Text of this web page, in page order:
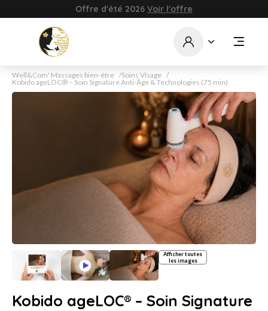
Offre d'été 2026 Voir l'offre
Well&Com' Massages bien-être
Soins Visage
Kobido ageLOC® – Soin Signature Anti-Âge & Technologies (75 min)
Afficher toutes
les images
Kobido ageLOC® – Soin Signature